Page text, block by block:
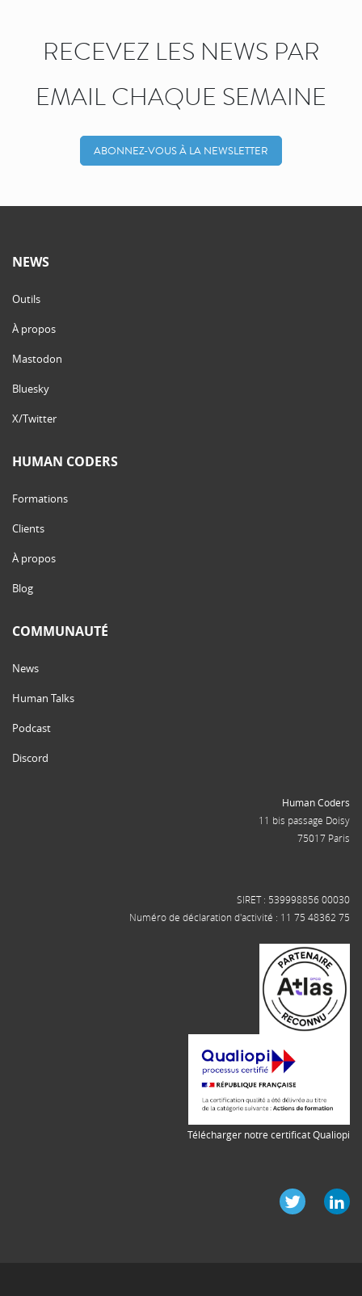
RECEVEZ LES NEWS PAR
EMAIL CHAQUE SEMAINE
ABONNEZ-VOUS À LA NEWSLETTER
NEWS
Outils
À propos
Mastodon
Bluesky
X/Twitter
HUMAN CODERS
Formations
Clients
À propos
Blog
COMMUNAUTÉ
News
Human Talks
Podcast
Discord
Human Coders
11 bis passage Doisy
75017 Paris
SIRET : 539998856 00030
Numéro de déclaration d'activité : 11 75 48362 75
Télécharger notre certificat Qualiopi